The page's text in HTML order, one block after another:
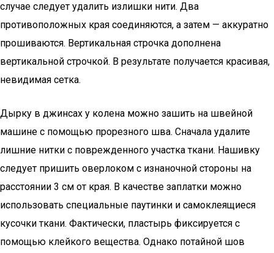
случае следует удалить излишки нити. Два
противоположных края соединяются, а затем — аккуратно
прошиваются. Вертикальная строчка дополнена
вертикальной строчкой. В результате получается красивая,
невидимая сетка.
Дырку в джинсах у колена можно зашить на швейной
машине с помощью прорезного шва. Сначала удалите
лишние нитки с поврежденного участка ткани. Нашивку
следует пришить оверлоком с изнаночной стороны на
расстоянии 3 см от края. В качестве заплатки можно
использовать специальные паутинки и самоклеящиеся
кусочки ткани. Фактически, пластырь фиксируется с
помощью клейкого вещества. Однако потайной шов